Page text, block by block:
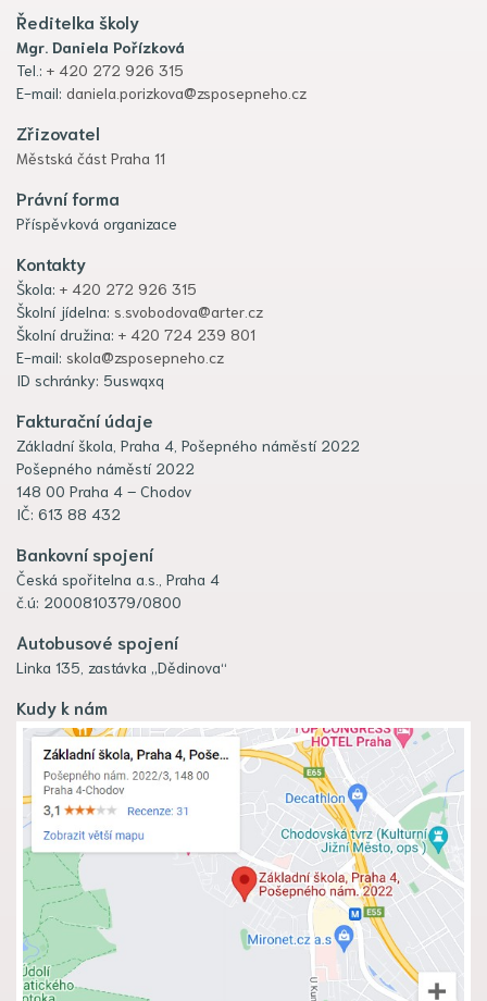
Ředitelka školy
Mgr. Daniela Pořízková
Tel.: + 420 272 926 315
E-mail: daniela.porizkova@zsposepneho.cz
Zřizovatel
Městská část Praha 11
Právní forma
Příspěvková organizace
Kontakty
Škola: + 420 272 926 315
Školní jídelna: s.svobodova@arter.cz
Školní družina: + 420 724 239 801
E-mail: skola@zsposepneho.cz
ID schránky: 5uswqxq
Fakturační údaje
Základní škola, Praha 4, Pošepného náměstí 2022
Pošepného náměstí 2022
148 00 Praha 4 – Chodov
IČ: 613 88 432
Bankovní spojení
Česká spořitelna a.s., Praha 4
č.ú: 2000810379/0800
Autobusové spojení
Linka 135, zastávka „Dědinova“
Kudy k nám